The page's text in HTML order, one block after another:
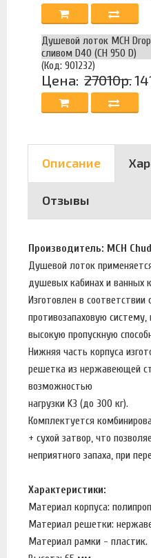
Душевой лоток MCH
сливом D40 (CH 950 D)
(Код: 901232)
Цена: 27010р.
Описание
Отзывы
Производитель: MCH
Душевой лоток
душевых кабинах и ванных
Изготовлен в соответствии
противозапаховую
высокую пропускную
Нижняя часть корпуса
решетка из нержавеющей
возможностью
нагрузки K3 (до 300 кг).
Комплектуется
+ сухой затвор, что
неприятного запаха, при
Характеристики:
Материал корпуса:
Материал решетки:
Материал рамки - пластик.